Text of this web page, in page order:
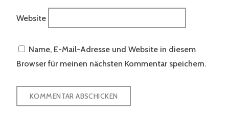
Website
Name, E-Mail-Adresse und Website in diesem
Browser für meinen nächsten Kommentar speichern.